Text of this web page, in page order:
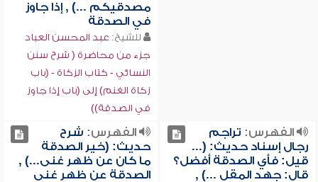
مصدقيكم ...) , إذا جاوز
في الصدقة
للشيخ: عبد المحسن العباد
جزء من محاضرة ( شرح سنن
النسائي - كتاب الزكاة - (باب
زكاة الغنم) إلى (باب إذا جاوز
في الصدقة))
الفهرس: تراجم
رجال إسناد حديث: (...
قيل: فأي الصدقة أفضل؟
قال: جهد المقل ...) ,
الفهرس: شرح
حديث: (خير الصدقة
ما كان عن ظهر غنى...) ,
الصدقة عن ظهر غنى